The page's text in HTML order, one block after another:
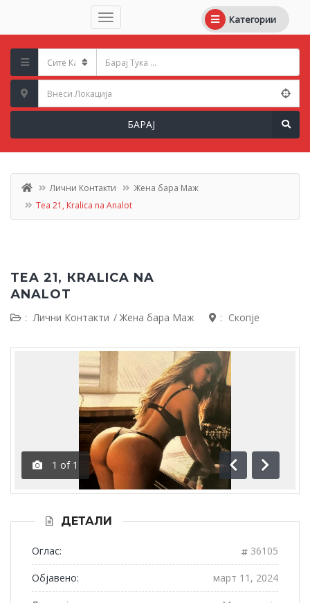
Категории
БАРАЈ
Лични Контакти
Жена бара Маж
Tea 21, Кralica na Аnalot
TEA 21, КRALICA NA
АNALOT
: Лични Контакти / Жена бара Маж : Скопје
1 of 1
Пред.След.
ДЕТАЛИ
Оглас: 36105
Објавено: март 11, 2024